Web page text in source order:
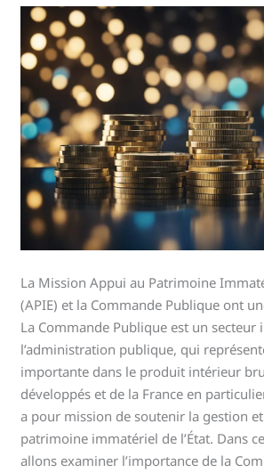
La Mission Appui au Patrimoine
(APIE) et la Commande Publique ont
La Commande Publique est un secteur
l’administration publique, qui
importante dans le produit intérieur
développés et de la France en
a pour mission de soutenir la gestion
patrimoine immatériel de l’État. Dans
allons examiner l’importance de la